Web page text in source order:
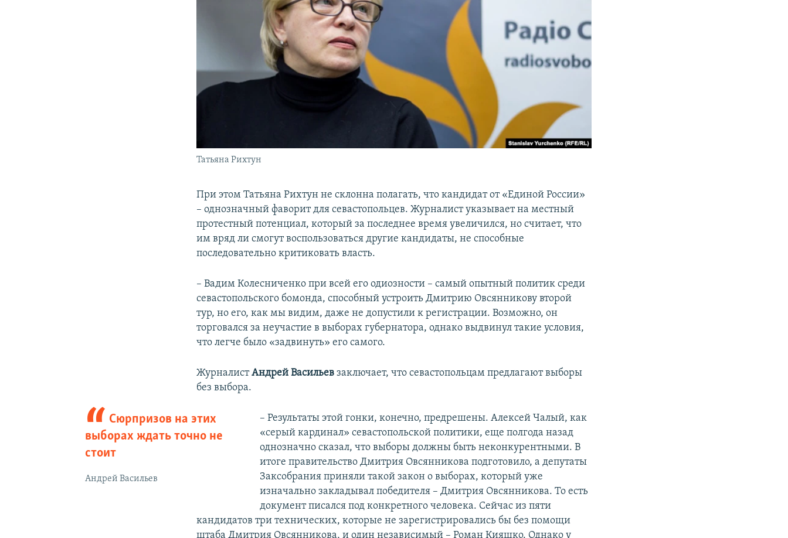
Татьяна Рихтун
При этом Татьяна Рихтун не склонна полагать, что кандидат от «Единой России»
– однозначный фаворит для севастопольцев. Журналист указывает на местный
протестный потенциал, который за последнее время увеличился, но считает, что
им вряд ли смогут воспользоваться другие кандидаты, не способные
последовательно критиковать власть.
– Вадим Колесниченко при всей его одиозности – самый опытный политик среди
севастопольского бомонда, способный устроить Дмитрию Овсянникову второй
тур, но его, как мы видим, даже не допустили к регистрации. Возможно, он
торговался за неучастие в выборах губернатора, однако выдвинул такие условия,
что легче было «задвинуть» его самого.
ЖурналистАндрей Васильев заключает, что севастопольцам предлагают выборы
без выбора.
Сюрпризов на этих
выборах ждать точно не
стоит
Андрей Васильев
– Результаты этой гонки, конечно, предрешены. Алексей Чалый, как
«серый кардинал» севастопольской политики, еще полгода назад
однозначно сказал, что выборы должны быть неконкурентными. В
итоге правительство Дмитрия Овсянникова подготовило, а депутаты
Заксобрания приняли такой закон о выборах, который уже
изначально закладывал победителя – Дмитрия Овсянникова. То есть
документ писался под конкретного человека. Сейчас из пяти
кандидатов три технических, которые не зарегистрировались бы без помощи
штаба Дмитрия Овсянникова, и один независимый – Роман Кияшко. Однако у